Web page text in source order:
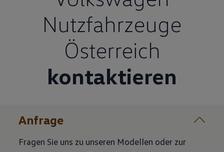
Nutzfahrzeuge
Österreich
kontaktieren
Anfrage
Fragen Sie uns zu unseren Modellen oder zur